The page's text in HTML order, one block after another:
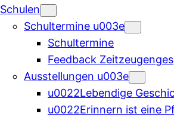
Schulen
Schultermine u003e
Schultermine
Feedback
Ausstellungen u003e
u0022Lebendige
u0022Erinnern ist eine